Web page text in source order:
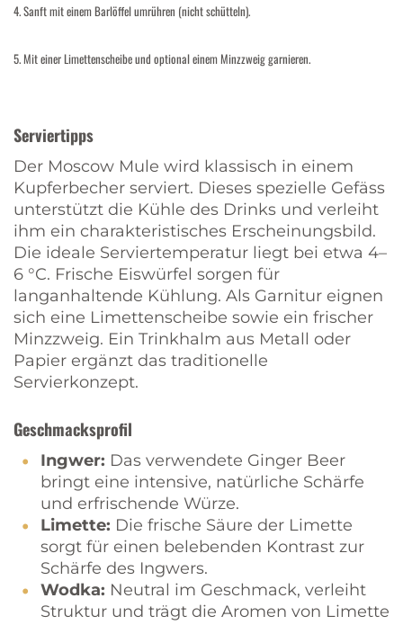
4. Sanft mit einem Barlöffel umrühren (nicht schütteln).
5. Mit einer Limettenscheibe und optional einem Minzzweig garnieren.
Serviertipps
Der Moscow Mule wird klassisch in einem
Kupferbecher serviert. Dieses spezielle Gefäss
unterstützt die Kühle des Drinks und verleiht
ihm ein charakteristisches Erscheinungsbild.
Die ideale Serviertemperatur liegt bei etwa 4–
6 °C. Frische Eiswürfel sorgen für
langanhaltende Kühlung. Als Garnitur eignen
sich eine Limettenscheibe sowie ein frischer
Minzzweig. Ein Trinkhalm aus Metall oder
Papier ergänzt das traditionelle
Servierkonzept.
Geschmacksprofil
Ingwer: Das verwendete Ginger Beer
bringt eine intensive, natürliche Schärfe
und erfrischende Würze.
Limette: Die frische Säure der Limette
sorgt für einen belebenden Kontrast zur
Schärfe des Ingwers.
Wodka: Neutral im Geschmack, verleiht
Struktur und trägt die Aromen von Limette